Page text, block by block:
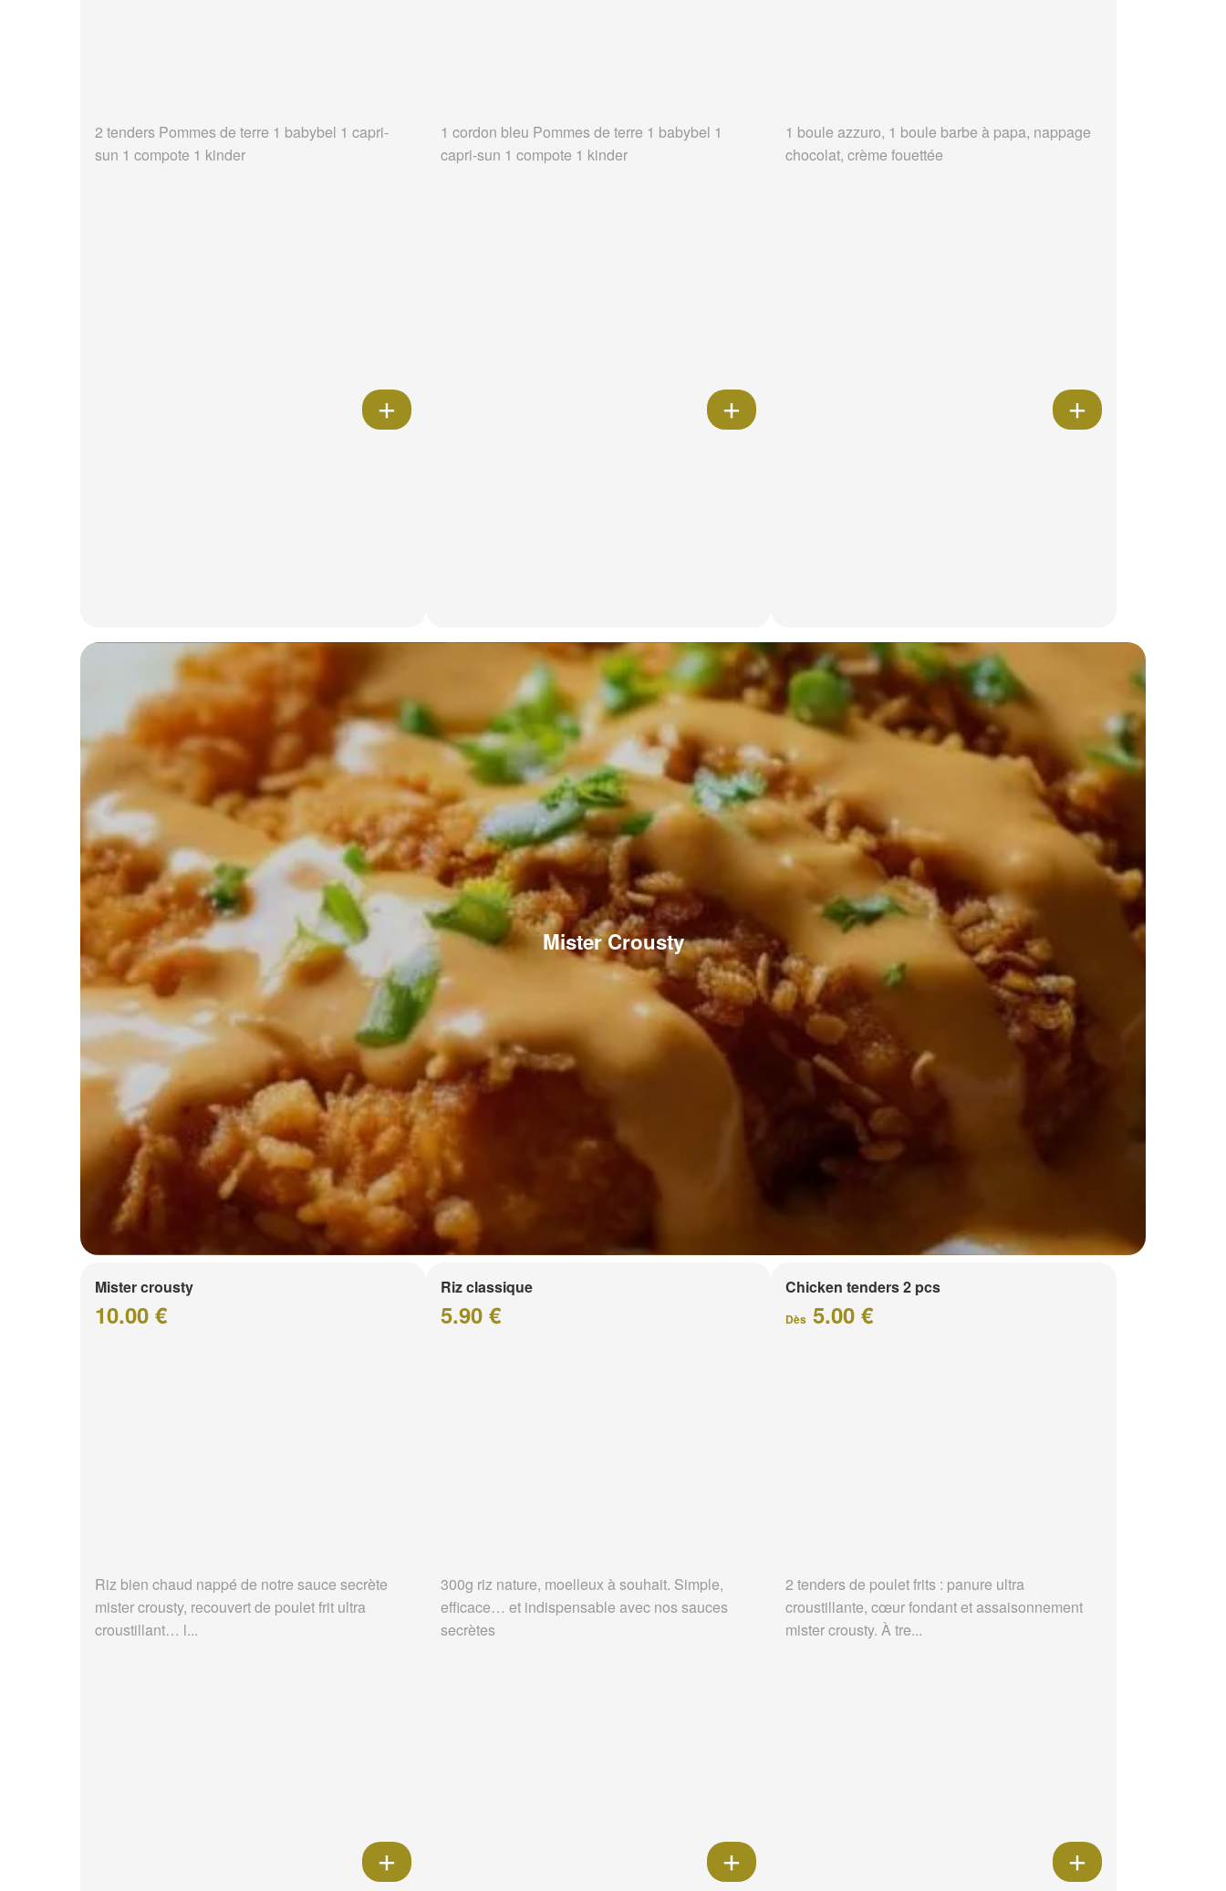
2 tenders Pommes de terre 1 babybel 1 capri-
sun 1 compote 1 kinder
1 cordon bleu Pommes de terre 1 babybel 1
capri-sun 1 compote 1 kinder
1 boule azzuro, 1 boule barbe à papa, nappage
chocolat, crème fouettée
Mister Crousty
Mister crousty
10.00 €
Riz bien chaud nappé de notre sauce secrète
mister crousty, recouvert de poulet frit ultra
croustillant… l...
Riz classique
5.90 €
300g riz nature, moelleux à souhait. Simple,
efficace… et indispensable avec nos sauces
secrètes
Chicken tenders 2 pcs
Dès 5.00 €
2 tenders de poulet frits : panure ultra
croustillante, cœur fondant et assaisonnement
mister crousty. À tre...